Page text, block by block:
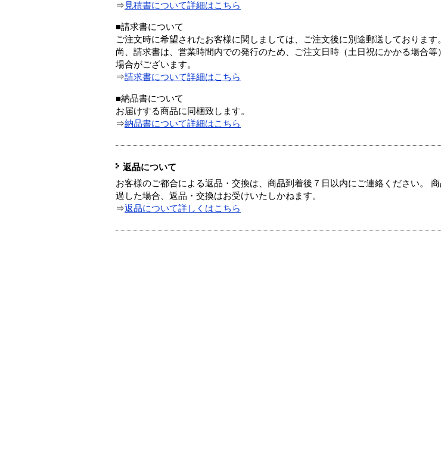
⇒ 見積書について詳細はこちら
■請求書について
ご注文時に希望されたお客様に関しましては、ご注文後に別途郵送しております。
尚、請求書は、営業時間内での発行のため、ご注文日時（土日祝にかかる場合
場合がございます。
⇒請求書について詳細はこちら
■納品書について
お届けする商品に同梱致します。
⇒納品書について詳細はこちら
返品について
お客様のご都合による返品・交換は、商品到着後７日以内にご連絡ください。
過した場合、返品・交換はお受けいたしかねます。
⇒返品について詳しくはこちら